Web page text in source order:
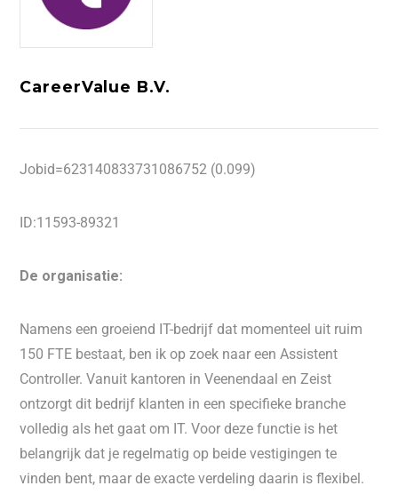
CareerValue B.V.
Jobid=623140833731086752 (0.099)
ID:11593-89321
De organisatie:
Namens een groeiend IT-bedrijf dat momenteel uit ruim
150 FTE bestaat, ben ik op zoek naar een Assistent
Controller. Vanuit kantoren in Veenendaal en Zeist
ontzorgt dit bedrijf klanten in een specifieke branche
volledig als het gaat om IT. Voor deze functie is het
belangrijk dat je regelmatig op beide vestigingen te
vinden bent, maar de exacte verdeling daarin is flexibel.